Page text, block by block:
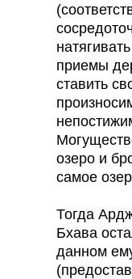
приемы
ставить
озеро и
самое
Тогда
Бхава
данном